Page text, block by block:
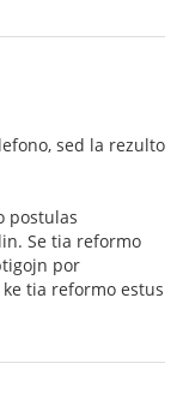
sed la rezulto
postulas
Se tia reformo
por
tia reformo estus